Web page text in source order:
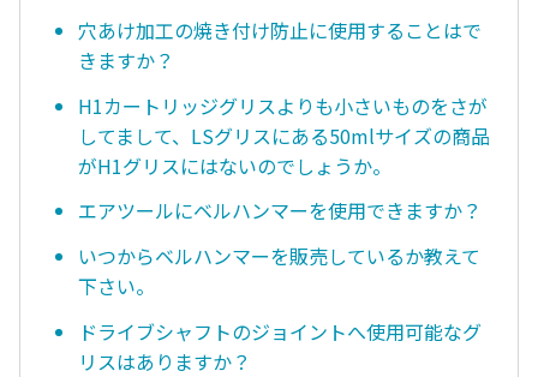
穴あけ加工の焼き付け防止に使用することはで
きますか？
H1カートリッジグリスよりも小さいものをさが
してまして、LSグリスにある50mlサイズの商品
がH1グリスにはないのでしょうか。
エアツールにベルハンマーを使用できますか？
いつからベルハンマーを販売しているか教えて
下さい。
ドライブシャフトのジョイントへ使用可能なグ
リスはありますか？